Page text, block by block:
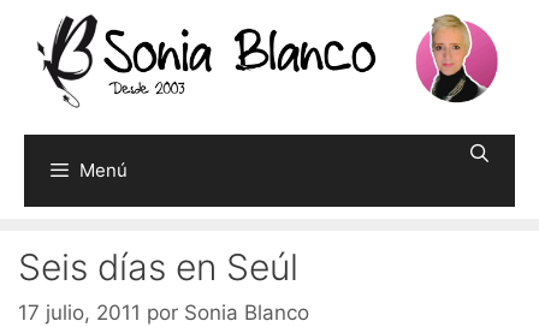
contenido
Menú
Seis días en Seúl
17 julio, 2011 por Sonia Blanco